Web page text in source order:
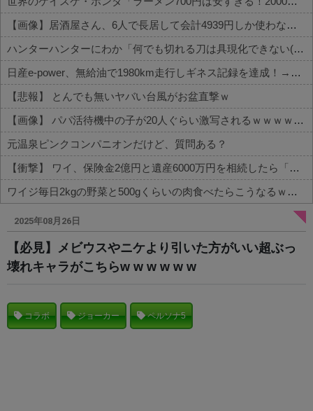
【画像】居酒屋さん、6人で長居して会計4939円しか使わない客にお気持ち表明してしまう←コレどっちが悪いんや？？？？？？
ハンターハンターにわか「何でも切れる刀は具現化できない(ﾆﾁｯ」←これ
日産e-power、無給油で1980km走行しギネス記録を達成！→山頂から下ってるだけでした…
【悲報】 とんでも無いヤバい台風がお盆直撃ｗ
【画像】 パパ活待機中の子が20人ぐらい激写されるｗｗｗｗｗｗｗｗｗｗｗ
元温泉ピンクコンパニオンだけど、質問ある？
【衝撃】 ワイ、保険金2億円と遺産6000万円を相続したら「こう」なった・・・
ワイジ毎日2kgの野菜と500gくらいの肉食べたらこうなるｗｗｗ
Powered by livedoor 相互RSS
2025年08月26日
【必見】メビウスやニケより引いた方がいい超ぶっ
壊れキャラがこちらw w w w w w
コラボ ジョーカー ペルソナ5